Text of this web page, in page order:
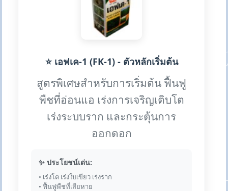
⭐ เอฟเค-1 (FK-1) - ตัวหลักเริ่มต้น
สูตรพิเศษสำหรับการเริ่มต้น ฟื้นฟู
พืชที่อ่อนแอ เร่งการเจริญเติบโต
เร่งระบบราก และกระตุ้นการ
ออกดอก
✨ ประโยชน์เด่น:
• เร่งโต เร่งใบเขียว เร่งราก
• ฟื้นฟูพืชที่เสียหาย